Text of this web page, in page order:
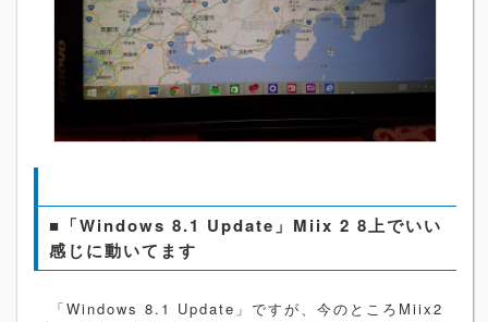
■「Windows 8.1 Update」Miix 2 8上でいい
感じに動いてます
「Windows 8.1 Update」ですが、今のところMiix2